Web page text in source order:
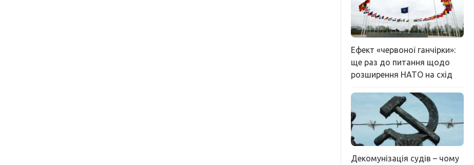
Ефект «червоної ганчірки»:
ще раз до питання щодо
розширення НАТО на схід
Декомунізація судів – чому